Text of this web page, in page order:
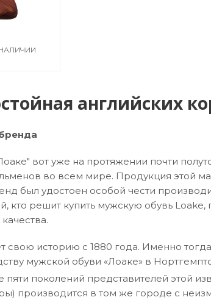
английских
вот уже на протяжении почти
во всем мире. Продукция этой
был удостоен особой чести
кто решит купить мужскую обувь
историю с 1880 года. Именно
мужской обуви «Лоаке» в
пяти поколений представителей этой
производится в том же городе с